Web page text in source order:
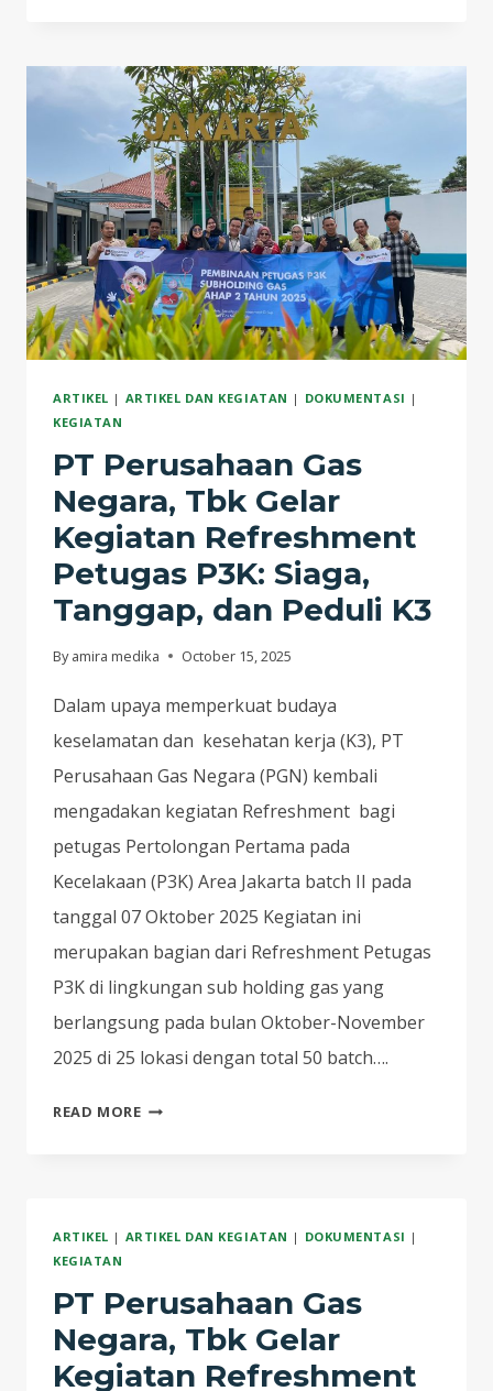
TBK
GELAR
KEGIATAN
REFRESHMENT
PETUGAS
P3K:
SIAGA,
TANGGAP,
DAN
PEDULI
K3
ARTIKEL | ARTIKEL DAN KEGIATAN | DOKUMENTASI |
KEGIATAN
PT Perusahaan Gas
Negara, Tbk Gelar
Kegiatan Refreshment
Petugas P3K: Siaga,
Tanggap, dan Peduli K3
By amira medika October 15, 2025
Dalam upaya memperkuat budaya
keselamatan dan kesehatan kerja (K3), PT
Perusahaan Gas Negara (PGN) kembali
mengadakan kegiatan Refreshment bagi
petugas Pertolongan Pertama pada
Kecelakaan (P3K) Area Jakarta batch II pada
tanggal 07 Oktober 2025 Kegiatan ini
merupakan bagian dari Refreshment Petugas
P3K di lingkungan sub holding gas yang
berlangsung pada bulan Oktober-November
2025 di 25 lokasi dengan total 50 batch….
READ MOREPT
GELAR
REFRESHMENT
PETUGAS
P3K:
SIAGA,
ARTIKEL | ARTIKEL DAN KEGIATAN | DOKUMENTASI |
KEGIATAN
PT Perusahaan Gas
Negara, Tbk Gelar
Kegiatan Refreshment